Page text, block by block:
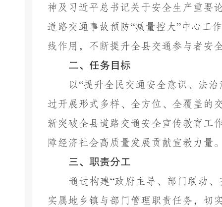
神及习近平总书记关于安全生产重要
道路交通事故预防“减量控大”中心工
线作用，不断提升全县交通参与者安
二、任务目标
以“提升全民交通安全意识、法
过开展形式多样、全方位、全覆盖的
新突破全县道路交通安全宣传教育工
障经济社会高质量发展贡献宣教力量
三、职责分工
通过构建“政府主导、部门联动
实属地乡镇与部门管理职责任务，切